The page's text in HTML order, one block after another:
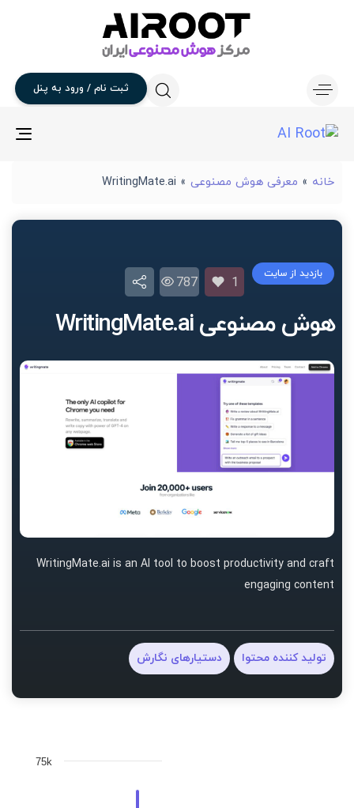
ثبت نام / ورود به پنل
خانه » معرفی هوش مصنوعی »
WritingMate.ai
هوش مصنوعی WritingMate.ai
بازدید از سایت
1
787
WritingMate.ai is an AI tool to boost productivity and craft
engaging content
تولید کننده محتوا دستیارهای نگارش
75k